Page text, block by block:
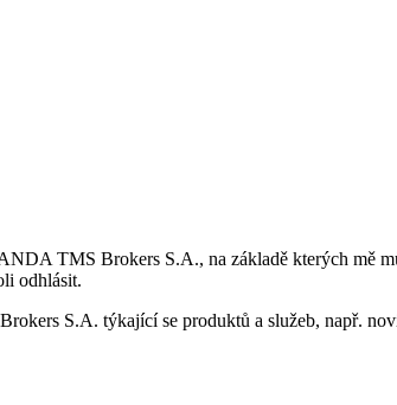
TMS Brokers S.A., na základě kterých mě
odhlásit.
S.A. týkající se produktů a služeb, např.